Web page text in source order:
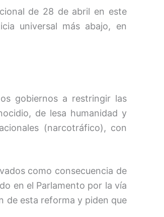
de 28 de abril en este
universal más abajo, en
gobiernos a restringir las
de lesa humanidad y
(narcotráfico), con
como consecuencia de
en el Parlamento por la vía
de esta reforma y piden que